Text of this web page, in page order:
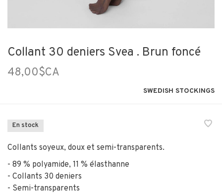
Collant 30 deniers Svea . Brun foncé
48,00$CA
SWEDISH STOCKINGS
En stock
Collants soyeux, doux et semi-transparents.
- 89 % polyamide, 11 % élasthanne
- Collants 30 deniers
- Semi-transparents